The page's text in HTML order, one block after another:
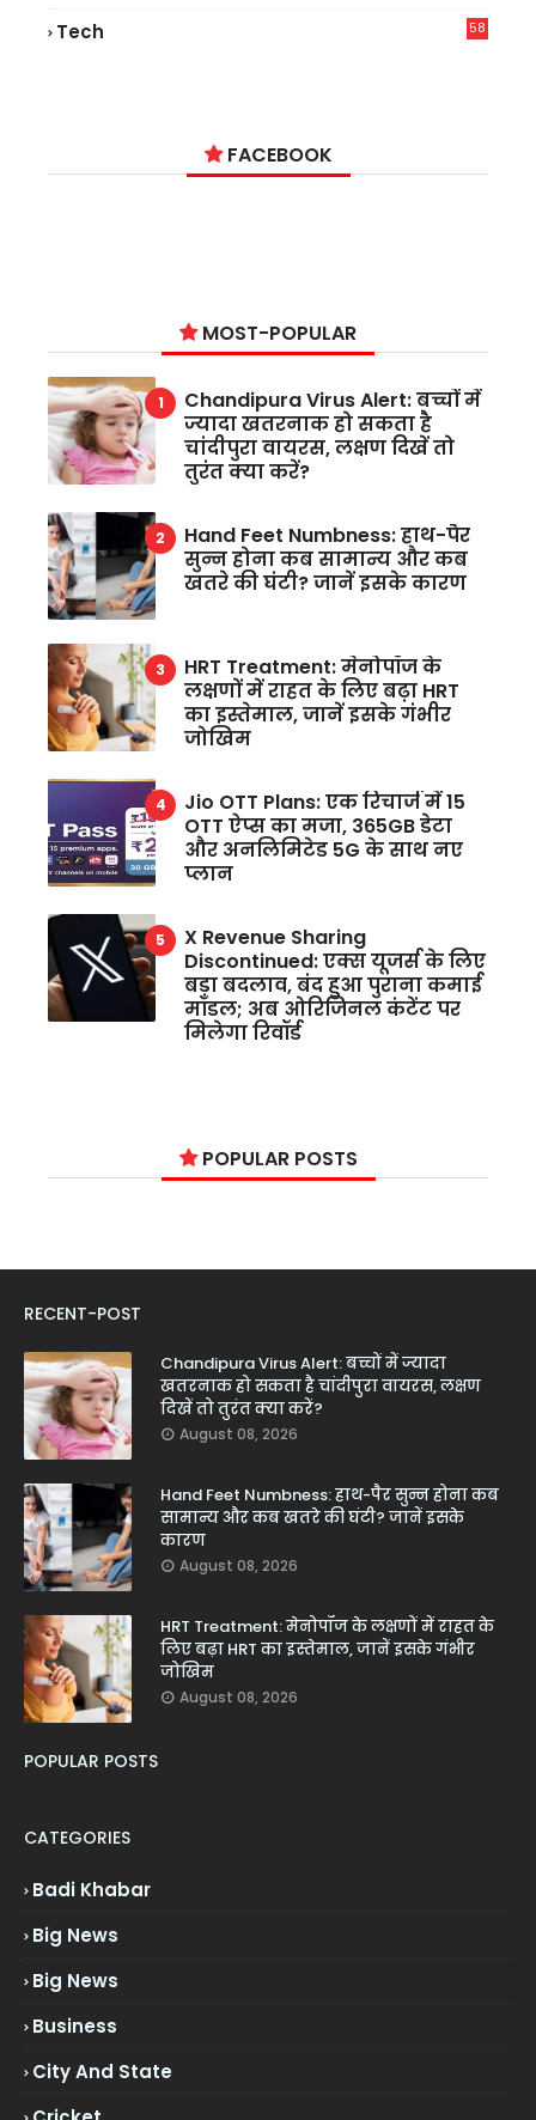
Tech
58
FACEBOOK
MOST-POPULAR
Chandipura Virus Alert: बच्चों में
ज्यादा खतरनाक हो सकता है
चांदीपुरा वायरस, लक्षण दिखें तो
तुरंत क्या करें?
Hand Feet Numbness: हाथ-पैर
सुन्न होना कब सामान्य और कब
खतरे की घंटी? जानें इसके कारण
HRT Treatment: मेनोपॉज के
लक्षणों में राहत के लिए बढ़ा HRT
का इस्तेमाल, जानें इसके गंभीर
जोखिम
Jio OTT Plans: एक रिचार्ज में 15
OTT ऐप्स का मजा, 365GB डेटा
और अनलिमिटेड 5G के साथ नए
प्लान
X Revenue Sharing
Discontinued: एक्स यूजर्स के लिए
बड़ा बदलाव, बंद हुआ पुराना कमाई
मॉडल; अब ओरिजिनल कंटेंट पर
मिलेगा रिवॉर्ड
POPULAR POSTS
RECENT-POST
Chandipura Virus Alert: बच्चों में ज्यादा
खतरनाक हो सकता है चांदीपुरा वायरस, लक्षण
दिखें तो तुरंत क्या करें?
August 08, 2026
Hand Feet Numbness: हाथ-पैर सुन्न होना कब
सामान्य और कब खतरे की घंटी? जानें इसके
कारण
August 08, 2026
HRT Treatment: मेनोपॉज के लक्षणों में राहत के
लिए बढ़ा HRT का इस्तेमाल, जानें इसके गंभीर
जोखिम
August 08, 2026
POPULAR POSTS
CATEGORIES
Badi Khabar
Big News
Big News
Business
City And State